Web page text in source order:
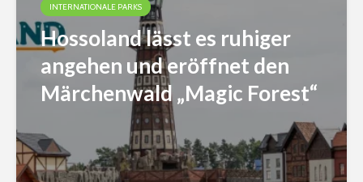
INTERNATIONALE PARKS
Hossoland lässt es ruhiger
angehen und eröffnet den
Märchenwald „Magic Forest“